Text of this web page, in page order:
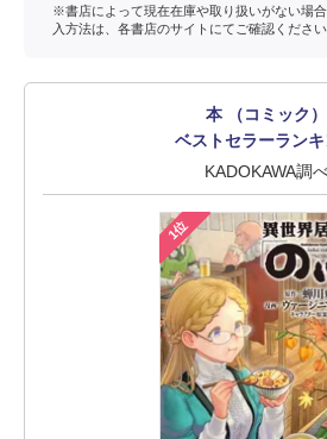
※書店によって現在在庫や取り扱いがない場
入方法は、各書店のサイトにてご確認ください
本 （コミック）
ベストセラーラン
KADOKAWA調
1位